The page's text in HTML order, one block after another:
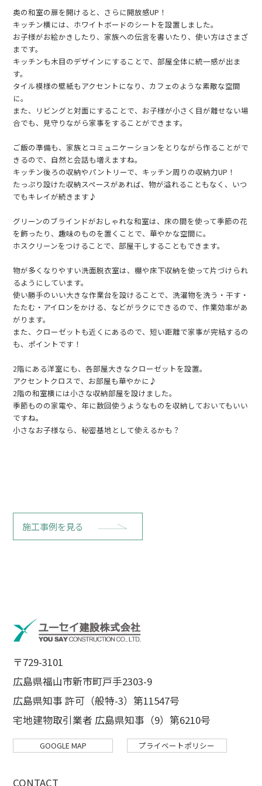
奥の和室の扉を開けると、さらに開放感UP！
キッチン横には、ホワイトボードのシートを設置しました。
お子様がお絵かきしたり、家族への伝言を書いたり、使い方はさまざ
まです。
キッチンも木目のデザインにすることで、部屋全体に統一感が出ま
す。
タイル模様の壁紙もアクセントになり、カフェのような素敵な空間
に。
また、リビングと対面にすることで、お子様が小さく目が離せない場
合でも、見守りながら家事をすることができます。
ご飯の準備も、家族とコミュニケーションをとりながら作ることがで
きるので、自然と会話も増えますね。
キッチン後ろの収納やパントリーで、キッチン周りの収納力UP！
たっぷり設けた収納スペースがあれば、物が溢れることもなく、いつ
でもキレイが続きます♪
グリーンのブラインドがおしゃれな和室は、床の間を使って季節の花
を飾ったり、趣味のものを置くことで、華やかな空間に。
ホスクリーンをつけることで、部屋干しすることもできます。
物が多くなりやすい洗面脱衣室は、棚や床下収納を使って片づけられ
るようにしています。
使い勝手のいい大きな作業台を設けることで、洗濯物を洗う・干す・
たたむ・アイロンをかける、などがラクにできるので、作業効率があ
がります。
また、クローゼットも近くにあるので、短い距離で家事が完結するの
も、ポイントです！
2階にある洋室にも、各部屋大きなクローゼットを設置。
アクセントクロスで、お部屋も華やかに♪
2階の和室横には小さな収納部屋を設けました。
季節ものの家電や、年に数回使うようなものを収納しておいてもいい
ですね。
小さなお子様なら、秘密基地として使えるかも？
施工事例を見る
〒729-3101
広島県福山市新市町戸手2303-9
広島県知事 許可（般特-3）第11547号
宅地建物取引業者 広島県知事（9）第6210号
GOOGLE MAP プライベートポリシー
CONTACT